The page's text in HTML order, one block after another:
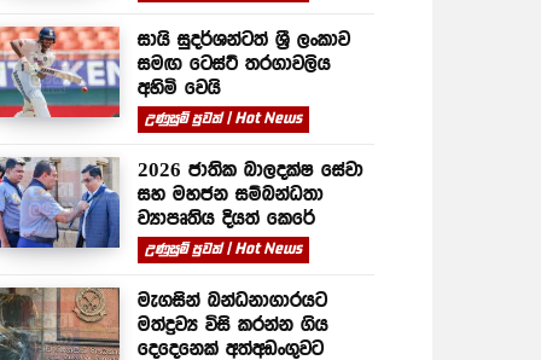
සායි සුදර්ශන්ටත් ශ්‍රී ලංකාව
සමඟ ටෙස්ට් තරගාවලිය
අහිමි වෙයි
උණුසුම් පුවත් | Hot News
2026 ජාතික බාලදක්ෂ සේවා
සහ මහජන සම්බන්ධතා
ව්‍යාපෘතිය දියත් කෙරේ
උණුසුම් පුවත් | Hot News
මැගසින් බන්ධනාගාරයට
මත්ද්‍රව්‍ය විසි කරන්න ගිය
දෙදෙනෙක් අත්අඩංගුවට